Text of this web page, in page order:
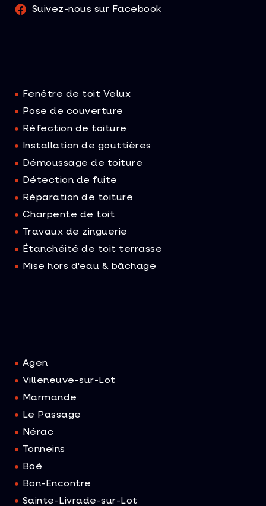
Suivez-nous sur Facebook
Fenêtre de toit Velux
Pose de couverture
Réfection de toiture
Installation de gouttières
Démoussage de toiture
Détection de fuite
Réparation​ de toiture
Charpente de toit
Travaux de zinguerie
Étanchéité de toit terrasse
Mise hors d'eau & bâchage
Agen
Villeneuve-sur-Lot
Marmande
Le Passage
Nérac
Tonneins
Boé
Bon-Encontre
Sainte-Livrade-sur-Lot